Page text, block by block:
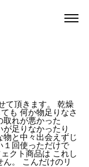
て頂きます。 乾燥
も 何か物足りなさ
取れが悪かった
が足りなかったり
物と中々出会えずじ
１回使っただけで
クト商品は これし
。 こんだけのリ